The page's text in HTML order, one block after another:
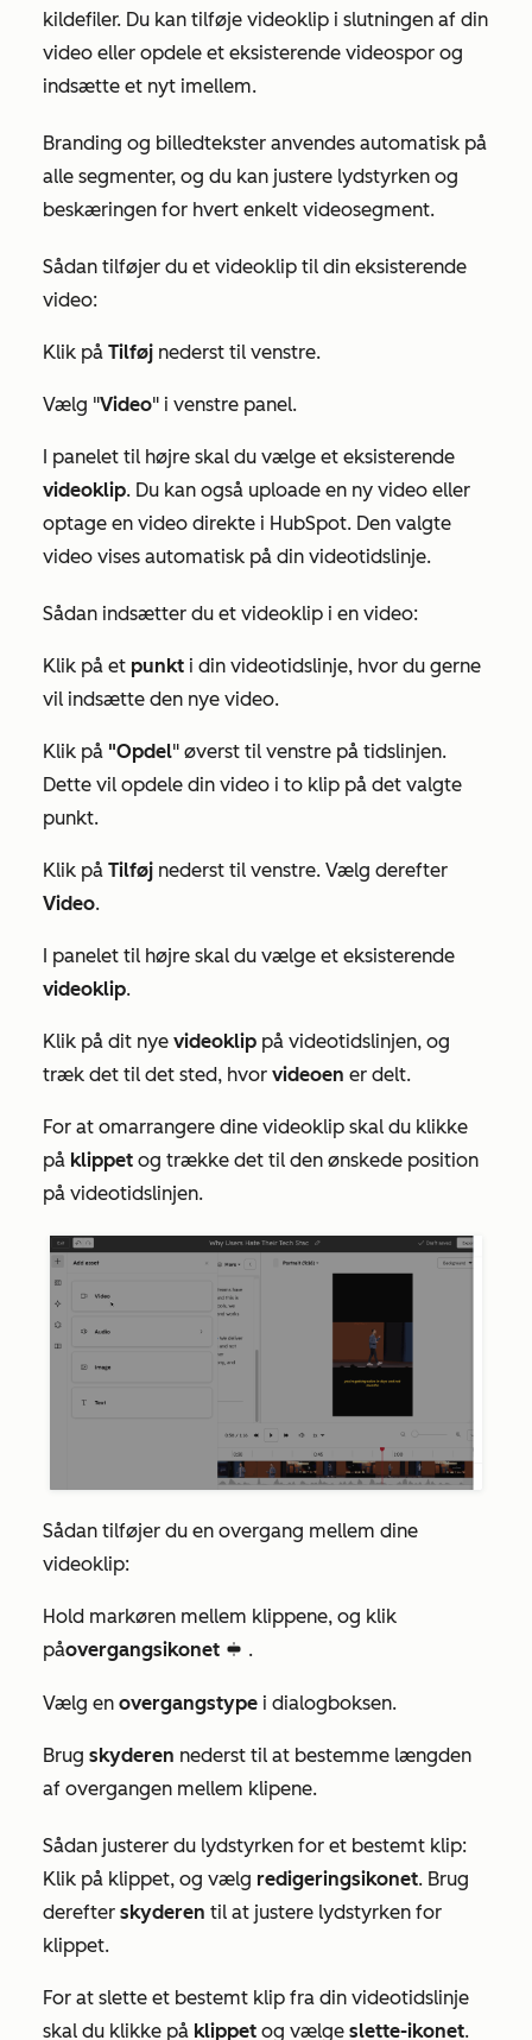
kildefiler. Du kan tilføje videoklip i slutningen af din
video eller opdele et eksisterende videospor og
indsætte et nyt imellem.
Branding og billedtekster anvendes automatisk på
alle segmenter, og du kan justere lydstyrken og
beskæringen for hvert enkelt videosegment.
Sådan tilføjer du et videoklip til din eksisterende
video:
Klik på Tilføj nederst til venstre.
Vælg "Video" i venstre panel.
I panelet til højre skal du vælge et eksisterende
videoklip. Du kan også uploade en ny video eller
optage en video direkte i HubSpot. Den valgte
video vises automatisk på din videotidslinje.
Sådan indsætter du et videoklip i en video:
Klik på et punkt i din videotidslinje, hvor du gerne
vil indsætte den nye video.
Klik på "Opdel" øverst til venstre på tidslinjen.
Dette vil opdele din video i to klip på det valgte
punkt.
Klik på Tilføj nederst til venstre. Vælg derefter
Video.
I panelet til højre skal du vælge et eksisterende
videoklip.
Klik på dit nye videoklip på videotidslinjen, og
træk det til det sted, hvor videoen er delt.
For at omarrangere dine videoklip skal du klikke
på klippet og trække det til den ønskede position
på videotidslinjen.
Sådan tilføjer du en overgang mellem dine
videoklip:
Hold markøren mellem klippene, og klik
påovergangsikonet blockAlignmentCenterIcon .
Vælg en overgangstype i dialogboksen.
Brug skyderen nederst til at bestemme længden
af overgangen mellem klipene.
Sådan justerer du lydstyrken for et bestemt klip:
Klik på klippet, og vælg redigeringsikonet. Brug
derefter skyderen til at justere lydstyrken for
klippet.
For at slette et bestemt klip fra din videotidslinje
skal du klikke på klippet og vælge slette-ikonet.